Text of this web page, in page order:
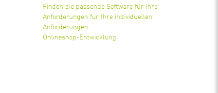
Finden die passende Software für Ihre
Anforderungen für Ihre individuellen
Anforderungen.
Onlineshop-Entwicklung